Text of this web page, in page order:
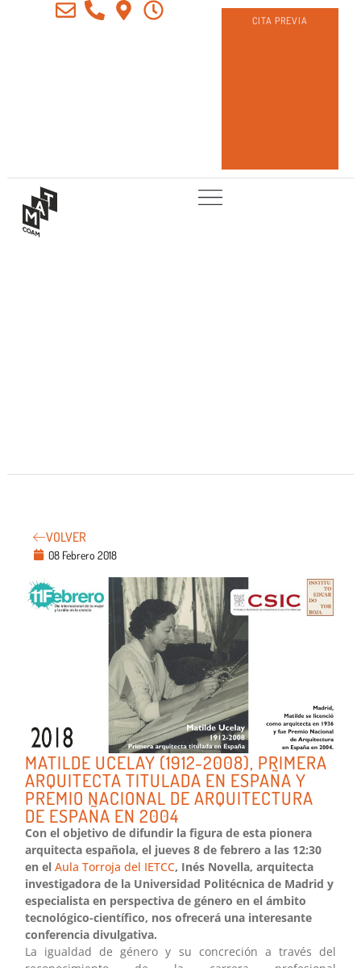
CITA PREVIA
VOLVER
08 Febrero 2018
MATILDE UCELAY (1912-2008), PRIMERA
ARQUITECTA TITULADA EN ESPAÑA Y
PREMIO NACIONAL DE ARQUITECTURA
DE ESPAÑA EN 2004
Con el objetivo de difundir la figura de esta pionera
arquitecta española, el jueves 8 de febrero a las 12:30
en el Aula Torroja del IETCC, Inés Novella, arquitecta
investigadora de la Universidad Politécnica de Madrid y
especialista en perspectiva de género en el ámbito
tecnológico-científico, nos ofrecerá una interesante
conferencia divulgativa.
La igualdad de género y su concreción a través del